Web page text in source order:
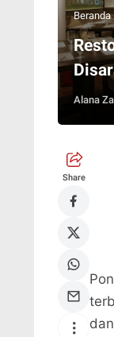
Beranda
Alana
Share